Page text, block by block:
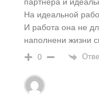
На идеальной
И работа она не
наполнени жизни
0